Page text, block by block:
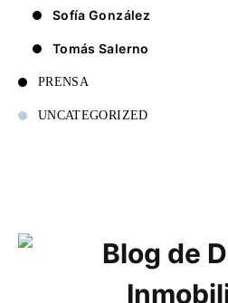
Sofía González
Tomás Salerno
PRENSA
UNCATEGORIZED